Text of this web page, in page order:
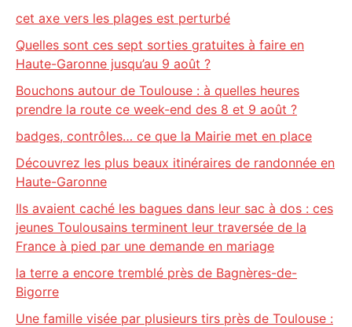
cet axe vers les plages est perturbé
Quelles sont ces sept sorties gratuites à faire en
Haute-Garonne jusqu’au 9 août ?
Bouchons autour de Toulouse : à quelles heures
prendre la route ce week-end des 8 et 9 août ?
badges, contrôles… ce que la Mairie met en place
Découvrez les plus beaux itinéraires de randonnée en
Haute-Garonne
Ils avaient caché les bagues dans leur sac à dos : ces
jeunes Toulousains terminent leur traversée de la
France à pied par une demande en mariage
la terre a encore tremblé près de Bagnères-de-
Bigorre
Une famille visée par plusieurs tirs près de Toulouse :